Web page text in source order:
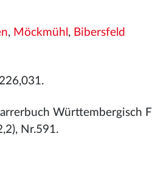
, Möckmühl , Bibersfeld
Württembergisch
Nr.591.